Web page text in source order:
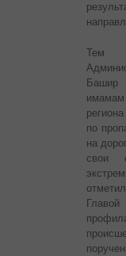
Тем
Башир
имамам
по
на
свои